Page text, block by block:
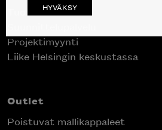
Tuotteet
Projektimyynti
Liike Helsingin keskustassa
Outlet
Poistuvat mallikappaleet
HYVÄKSY